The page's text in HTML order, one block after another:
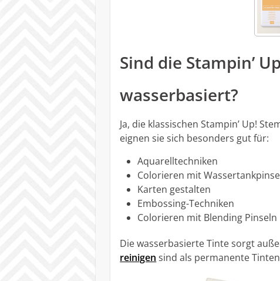
Sind die Stampin’
wasserbasiert?
Ja, die klassischen Stampin’ Up!
eignen sie sich besonders gut für:
Aquarelltechniken
Colorieren mit
Karten gestalten
Embossing-Techniken
Colorieren mit Blending Pinseln
Die wasserbasierte Tinte sorgt
reinigen sind als permanente